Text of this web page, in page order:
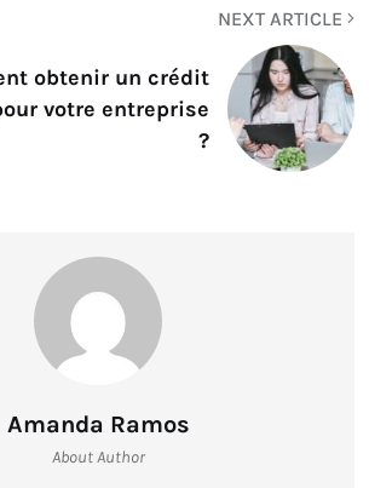
NEXT ARTICLE
obtenir un crédit
votre entreprise
?
Amanda Ramos
About Author